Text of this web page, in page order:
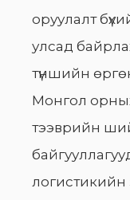
оруулалт
улсад
түншийн
Монгол
тээврийн
логистикийн